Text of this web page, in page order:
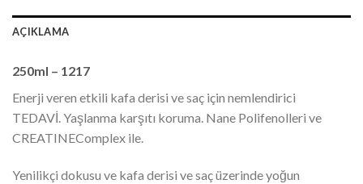
AÇIKLAMA
250ml – 1217
Enerji veren etkili kafa derisi ve saç için nemlendirici
TEDAVİ. Yaşlanma karşıtı koruma. Nane Polifenolleri ve
CREATINEComplex ile.
Yenilikçi dokusu ve kafa derisi ve saç üzerinde yoğun